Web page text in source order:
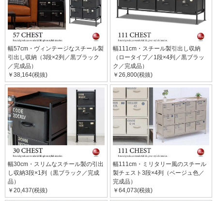
幅57cm・ヴィンテージなスチール製
引出し収納（3段×2列／黒ブラック
／完成品）
￥38,164(税抜)
幅111cm・スチール製引出し収納
（ロータイプ／1段×4列／黒ブラッ
ク／完成品）
￥26,800(税抜)
幅30cm・スリムなスチール製の引出
し収納3段×1列（黒ブラック／完成
品）
￥20,437(税抜)
幅111cm・ミリタリー風のスチール
製チェスト3段×4列（ベージュ色／
完成品）
￥64,073(税抜)